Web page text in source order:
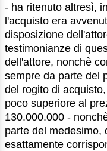
- ha ritenuto altresì,
l'acquisto era
disposizione
testimonianze di
dell'attore, nonchè
sempre da parte del
del rogito di
poco superiore al
130.000.000 -
parte del medesimo,
esattamente